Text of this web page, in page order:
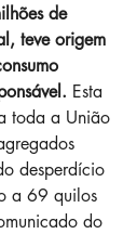
de
teve origem
Esta
toda a União
desperdício
a 69 quilos
do